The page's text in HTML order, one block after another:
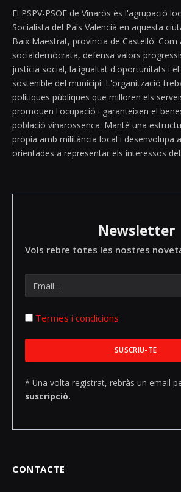
El PSPV-PSOE de Vinaròs és l'agrupació
Socialista del País Valencià en aquesta
Baix Maestrat, província de Castelló.
socialdemòcrata, defensa valors
justícia social, la igualtat d'oportunitats i
sostenible del municipi. L'organització
polítiques públiques que milloren els
promouen l'ocupació i garanteixen el
població vinarossenca. Manté una
pròpia amb militància local i desenvolupa
orientades a representar els interessos
Newsletter
Vols rebre totes les nostres
Termes i condicions
* Una volta registrat, rebràs un email
suscripció.
CONTACTE